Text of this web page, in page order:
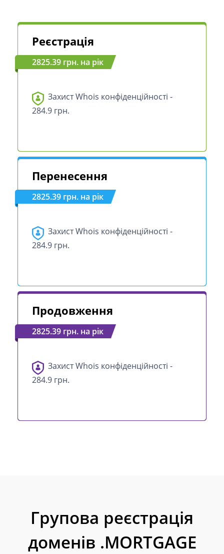
Реєстрація
2825.39 грн. на рік
Захист Whois конфіденційності -
284.9 грн.
Перенесення
2825.39 грн. на рік
Захист Whois конфіденційності -
284.9 грн.
Продовження
2825.39 грн. на рік
Захист Whois конфіденційності -
284.9 грн.
Групова реєстрація
доменів .MORTGAGE